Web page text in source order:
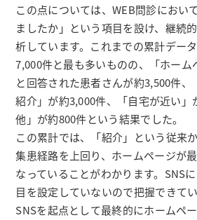
この点については、WEB問診におい
ましたか」という項目を設け、継続
析しています。これまでの累計デー
7,000件と最も多いものの、「ホーム
と回答された患者さんが約3,500件、
紹介」が約3,000件、「自宅が近い」
他」が約800件という結果でした。
この累計では、「紹介」という従来
集患経路を上回り、ホームページが
なっていることがわかります。SNS
目を設定していないので把握できて
SNSを起点として最終的にホームペ